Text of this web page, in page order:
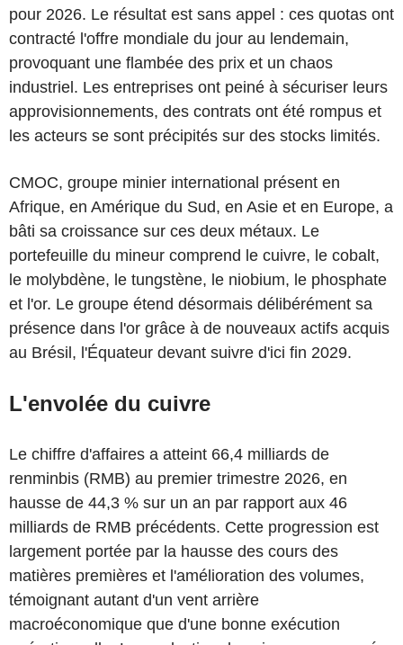
pour 2026. Le résultat est sans appel : ces quotas ont
contracté l'offre mondiale du jour au lendemain,
provoquant une flambée des prix et un chaos
industriel. Les entreprises ont peiné à sécuriser leurs
approvisionnements, des contrats ont été rompus et
les acteurs se sont précipités sur des stocks limités.
CMOC, groupe minier international présent en
Afrique, en Amérique du Sud, en Asie et en Europe, a
bâti sa croissance sur ces deux métaux. Le
portefeuille du mineur comprend le cuivre, le cobalt,
le molybdène, le tungstène, le niobium, le phosphate
et l'or. Le groupe étend désormais délibérément sa
présence dans l'or grâce à de nouveaux actifs acquis
au Brésil, l'Équateur devant suivre d'ici fin 2029.
L'envolée du cuivre
Le chiffre d'affaires a atteint 66,4 milliards de
renminbis (RMB) au premier trimestre 2026, en
hausse de 44,3 % sur un an par rapport aux 46
milliards de RMB précédents. Cette progression est
largement portée par la hausse des cours des
matières premières et l'amélioration des volumes,
témoignant autant d'un vent arrière
macroéconomique que d'une bonne exécution